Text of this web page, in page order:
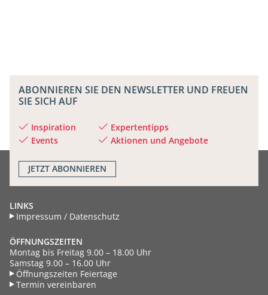
ABONNIEREN SIE DEN NEWSLETTER UND FREUEN
SIE SICH AUF
Inspiration
Events
Expertentipps
Aktionen und Angebote
JETZT ABONNIEREN
LINKS
Impressum / Datenschutz
ÖFFNUNGSZEITEN
Montag bis Freitag 9.00 – 18.00 Uhr
Samstag 9.00 – 16.00 Uhr
Öffnungszeiten Feiertage
Termin vereinbaren